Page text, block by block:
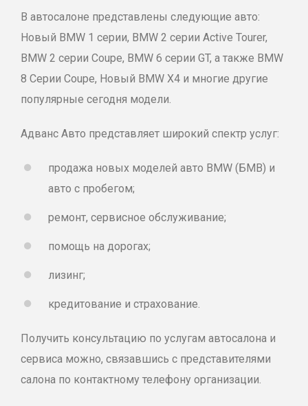
В автосалоне представлены следующие авто:
Новый BMW 1 серии, BMW 2 серии Active Tourer,
BMW 2 серии Coupe, BMW 6 серии GT, а также BMW
8 Серии Coupe, Новый BMW Х4 и многие другие
популярные сегодня модели.
Адванс Авто представляет широкий спектр услуг:
продажа новых моделей авто BMW (БМВ) и
авто с пробегом;
ремонт, сервисное обслуживание;
помощь на дорогах;
лизинг;
кредитование и страхование.
Получить консультацию по услугам автосалона и
сервиса можно, связавшись с представителями
салона по контактному телефону организации.